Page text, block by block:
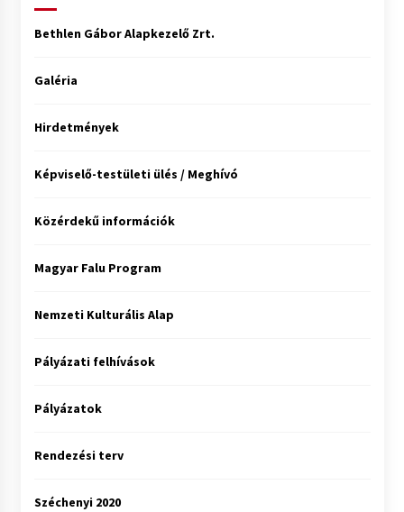
Bethlen Gábor Alapkezelő Zrt.
Galéria
Hirdetmények
Képviselő-testületi ülés / Meghívó
Közérdekű információk
Magyar Falu Program
Nemzeti Kulturális Alap
Pályázati felhívások
Pályázatok
Rendezési terv
Széchenyi 2020